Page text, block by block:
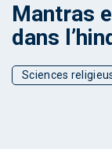
Mantras
dans
Sciences